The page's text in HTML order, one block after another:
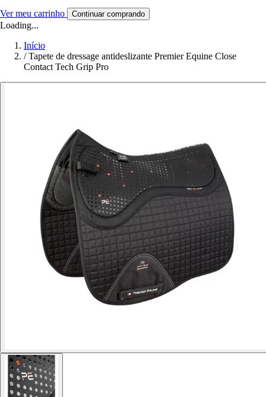
Ver meu carrinho Continuar comprando
Loading...
Início
/ Tapete de dressage antideslizante Premier Equine Close
Contact Tech Grip Pro